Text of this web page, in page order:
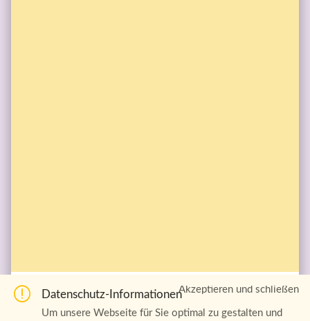
#Glaubensimpuls zum 7. Dezember #Adventskalender
Wir wünschen Dir eine gesegnete #Adventszeit
Datenschutz-Informationen
Um unsere Webseite für Sie optimal zu gestalten und
Akzeptieren und schließen